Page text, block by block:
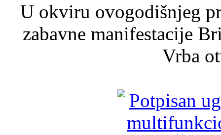
U okviru ovogodišnjeg
zabavne manifestacije
Vrba